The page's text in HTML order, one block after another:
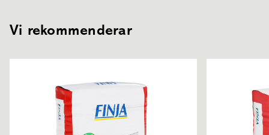
Vi rekommenderar